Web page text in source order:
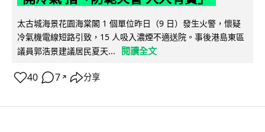
太古城海景花園海棠閣 1 個單位昨日（9 日）發生火警，懷疑
冷氣機電線短路引致，15 人吸入濃煙不適送院。事後港島東區
議員郭浩景建議居民夏天...
閱讀全文
40 7 ↗ 分享